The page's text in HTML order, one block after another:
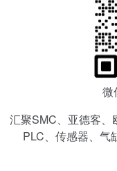
微
汇聚SMC、亚德客
PLC、传感器、气